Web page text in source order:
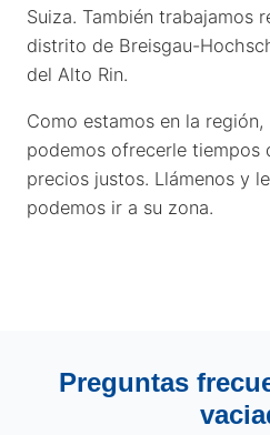
Suiza. También trabajamos
distrito de Breisgau-
del Alto Rin.
Como estamos en la
podemos ofrecerle tiempos
precios justos. Llámenos y
podemos ir a su zona.
Preguntas